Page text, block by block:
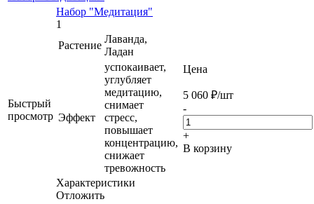
Быстрый
просмотр
Набор "Медитация"
1
Растение
Лаванда,
Ладан
Эффект
успокаивает,
углубляет
медитацию,
снимает
стресс,
повышает
концентрацию,
снижает
тревожность
Характеристики
Отложить
Цена
5 060 ₽/шт
-
+
В корзину